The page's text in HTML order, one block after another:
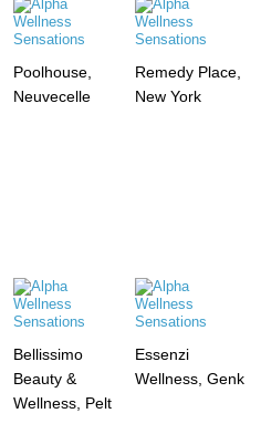
Poolhouse,
Neuvecelle
Remedy Place,
New York
Bellissimo
Beauty &
Wellness, Pelt
Essenzi
Wellness, Genk